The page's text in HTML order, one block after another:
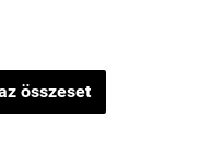
összeset